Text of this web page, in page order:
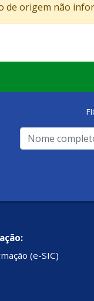
de origem não
(e-SIC)